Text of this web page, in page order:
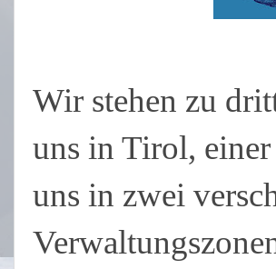
Wir stehen zu
uns in Tirol,
uns in zwei